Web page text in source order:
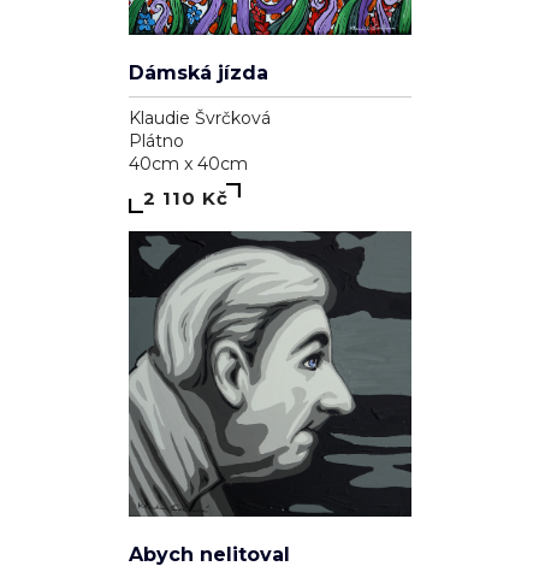
Dámská jízda
Klaudie Švrčková
Plátno
40cm x 40cm
2 110 Kč
Abych nelitoval